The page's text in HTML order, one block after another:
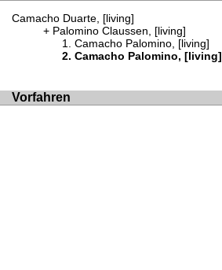
Camacho Duarte, [living]
Palomino Claussen, [living]
Camacho Palomino, [living]
Camacho Palomino, [living]
Vorfahren